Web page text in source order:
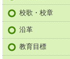
校歌・校章
沿革
教育目標